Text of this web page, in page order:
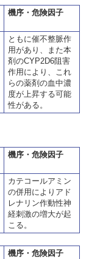
機序・危険因子
ともに催不整脈作
用があり、また本
剤のCYP2D6阻害
作用により、これ
らの薬剤の血中濃
度が上昇する可能
性がある。
機序・危険因子
カテコールアミン
の併用によりアド
レナリン作動性神
経刺激の増大が起
こる。
機序・危険因子